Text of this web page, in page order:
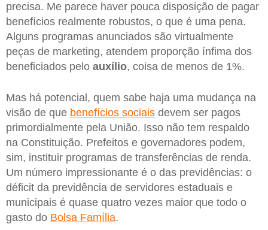
precisa. Me parece haver pouca disposição de pagar
benefícios realmente robustos, o que é uma pena.
Alguns programas anunciados são virtualmente
peças de marketing, atendem proporção ínfima dos
beneficiados pelo auxílio, coisa de menos de 1%.
Mas há potencial, quem sabe haja uma mudança na
visão de que benefícios sociais devem ser pagos
primordialmente pela União. Isso não tem respaldo
na Constituição. Prefeitos e governadores podem,
sim, instituir programas de transferências de renda.
Um número impressionante é o das previdências: o
déficit da previdência de servidores estaduais e
municipais é quase quatro vezes maior que todo o
gasto do Bolsa Família.